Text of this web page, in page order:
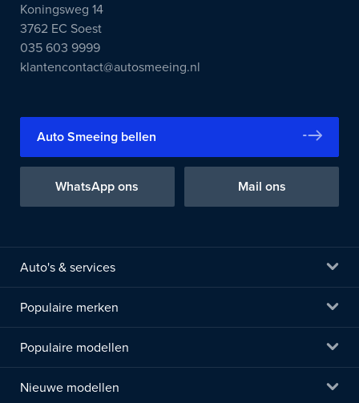
Koningsweg 14
3762 EC Soest
035 603 9999
klantencontact@autosmeeing.nl
Auto Smeeing bellen
WhatsApp ons Mail ons
Auto's & services
Populaire merken
Populaire modellen
Nieuwe modellen